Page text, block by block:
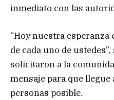
inmediato con las
“Hoy nuestra esperanza
de cada uno de
solicitaron a la
mensaje para que llegue
personas posible.